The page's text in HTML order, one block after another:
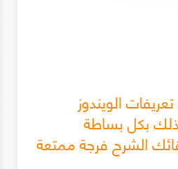
الويندوز
بكل بساطة
الشرح فرجة ممتعة